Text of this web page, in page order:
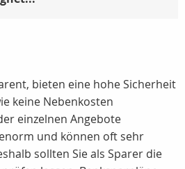
bieten eine hohe Sicherheit
keine Nebenkosten
einzelnen Angebote
und können oft sehr
sollten Sie als Sparer die